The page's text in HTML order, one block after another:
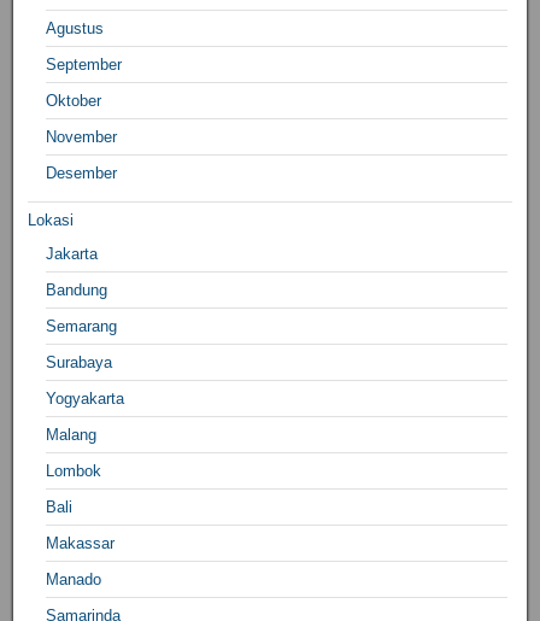
Agustus
September
Oktober
November
Desember
Lokasi
Jakarta
Bandung
Semarang
Surabaya
Yogyakarta
Malang
Lombok
Bali
Makassar
Manado
Samarinda